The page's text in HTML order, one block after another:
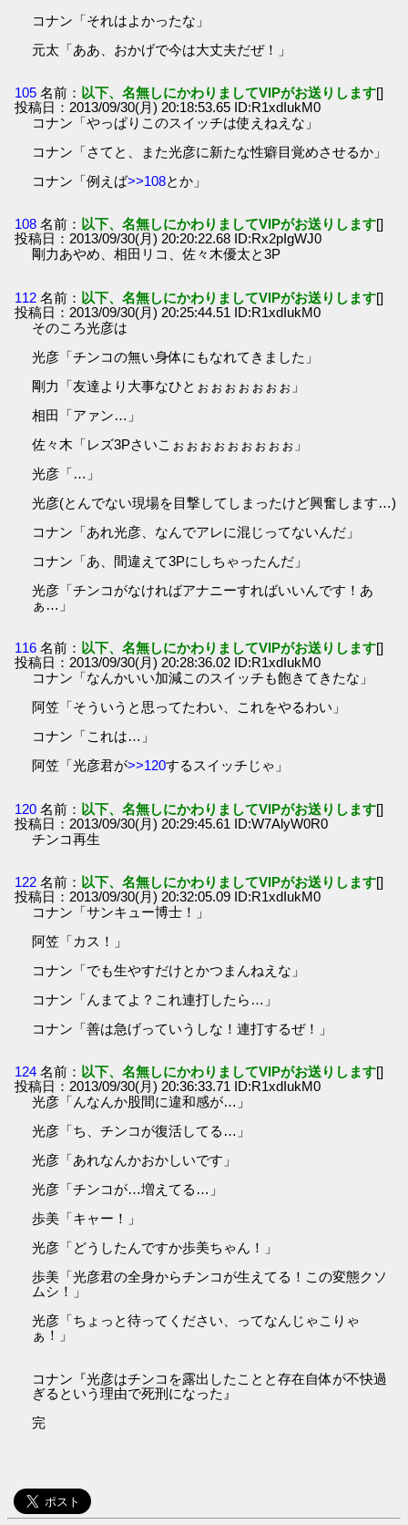
コナン「それはよかったな」
元太「ああ、おかげで今は大丈夫だぜ！」
105 名前： 以下、名無しにかわりましてVIPがお送りします[]
投稿日：2013/09/30(月) 20:18:53.65 ID:R1xdIukM0
コナン「やっぱりこのスイッチは使えねえな」
コナン「さてと、また光彦に新たな性癖目覚めさせるか」
コナン「例えば>>108とか」
108 名前： 以下、名無しにかわりましてVIPがお送りします[]
投稿日：2013/09/30(月) 20:20:22.68 ID:Rx2pIgWJ0
剛力あやめ、相田リコ、佐々木優太と3P
112 名前： 以下、名無しにかわりましてVIPがお送りします[]
投稿日：2013/09/30(月) 20:25:44.51 ID:R1xdIukM0
そのころ光彦は
光彦「チンコの無い身体にもなれてきました」
剛力「友達より大事なひとぉぉぉぉぉぉぉ」
相田「アァン…」
佐々木「レズ3Pさいこぉぉぉぉぉぉぉぉぉ」
光彦「…」
光彦(とんでない現場を目撃してしまったけど興奮します…)
コナン「あれ光彦、なんでアレに混じってないんだ」
コナン「あ、間違えて3Pにしちゃったんだ」
光彦「チンコがなければアナニーすればいいんです！あ
ぁ…」
116 名前： 以下、名無しにかわりましてVIPがお送りします[]
投稿日：2013/09/30(月) 20:28:36.02 ID:R1xdIukM0
コナン「なんかいい加減このスイッチも飽きてきたな」
阿笠「そういうと思ってたわい、これをやるわい」
コナン「これは…」
阿笠「光彦君が>>120するスイッチじゃ」
120 名前： 以下、名無しにかわりましてVIPがお送りします[]
投稿日：2013/09/30(月) 20:29:45.61 ID:W7AlyW0R0
チンコ再生
122 名前： 以下、名無しにかわりましてVIPがお送りします[]
投稿日：2013/09/30(月) 20:32:05.09 ID:R1xdIukM0
コナン「サンキュー博士！」
阿笠「カス！」
コナン「でも生やすだけとかつまんねえな」
コナン「んまてよ？これ連打したら…」
コナン「善は急げっていうしな！連打するぜ！」
124 名前： 以下、名無しにかわりましてVIPがお送りします[]
投稿日：2013/09/30(月) 20:36:33.71 ID:R1xdIukM0
光彦「んなんか股間に違和感が…」
光彦「ち、チンコが復活してる…」
光彦「あれなんかおかしいです」
光彦「チンコが…増えてる…」
歩美「キャー！」
光彦「どうしたんですか歩美ちゃん！」
歩美「光彦君の全身からチンコが生えてる！この変態クソ
ムシ！」
光彦「ちょっと待ってください、ってなんじゃこりゃ
ぁ！」
コナン『光彦はチンコを露出したことと存在自体が不快過
ぎるという理由で死刑になった』
完